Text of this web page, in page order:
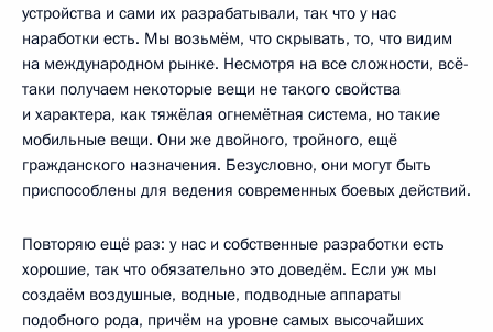
устройства и сами их разрабатывали, так что у нас
наработки есть. Мы возьмём, что скрывать, то, что видим
на международном рынке. Несмотря на все сложности, всё-
таки получаем некоторые вещи не такого свойства
и характера, как тяжёлая огнемётная система, но такие
мобильные вещи. Они же двойного, тройного, ещё
гражданского назначения. Безусловно, они могут быть
приспособлены для ведения современных боевых действий.
Повторяю ещё раз: у нас и собственные разработки есть
хорошие, так что обязательно это доведём. Если уж мы
создаём воздушные, водные, подводные аппараты
подобного рода, причём на уровне самых высочайших